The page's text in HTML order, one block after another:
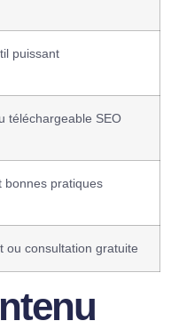
puissant
téléchargeable SEO
bonnes pratiques
ou consultation gratuite